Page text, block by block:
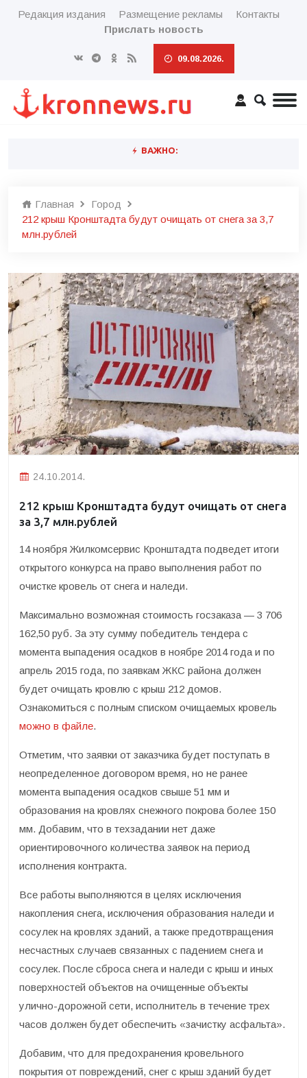
Редакция издания Размещение рекламы
Контакты
Прислать новость
09.08.2026.
ВАЖНО:
Главная
Город
212 крыш Кронштадта будут очищать от снега за 3,7
млн.рублей
24.10.2014.
212 крыш Кронштадта будут очищать от снега
за 3,7 млн.рублей
14 ноября Жилкомсервис Кронштадта подведет итоги
открытого конкурса на право выполнения работ по
очистке кровель от снега и наледи.
Максимально возможная стоимость госзаказа — 3 706
162,50 руб. За эту сумму победитель тендера с
момента выпадения осадков в ноябре 2014 года и по
апрель 2015 года, по заявкам ЖКС района должен
будет очищать кровлю с крыш 212 домов.
Ознакомиться с полным списком очищаемых кровель
можно в файле.
Отметим, что заявки от заказчика будет поступать в
неопределенное договором время, но не ранее
момента выпадения осадков свыше 51 мм и
образования на кровлях снежного покрова более 150
мм. Добавим, что в техзадании нет даже
ориентировочного количества заявок на период
исполнения контракта.
Все работы выполняются в целях исключения
накопления снега, исключения образования наледи и
сосулек на кровлях зданий, а также предотвращения
несчастных случаев связанных с падением снега и
сосулек. После сброса снега и наледи с крыш и иных
поверхностей объектов на очищенные объекты
улично-дорожной сети, исполнитель в течение трех
часов должен будет обеспечить «зачистку асфальта».
Добавим, что для предохранения кровельного
покрытия от повреждений, снег с крыш зданий будет